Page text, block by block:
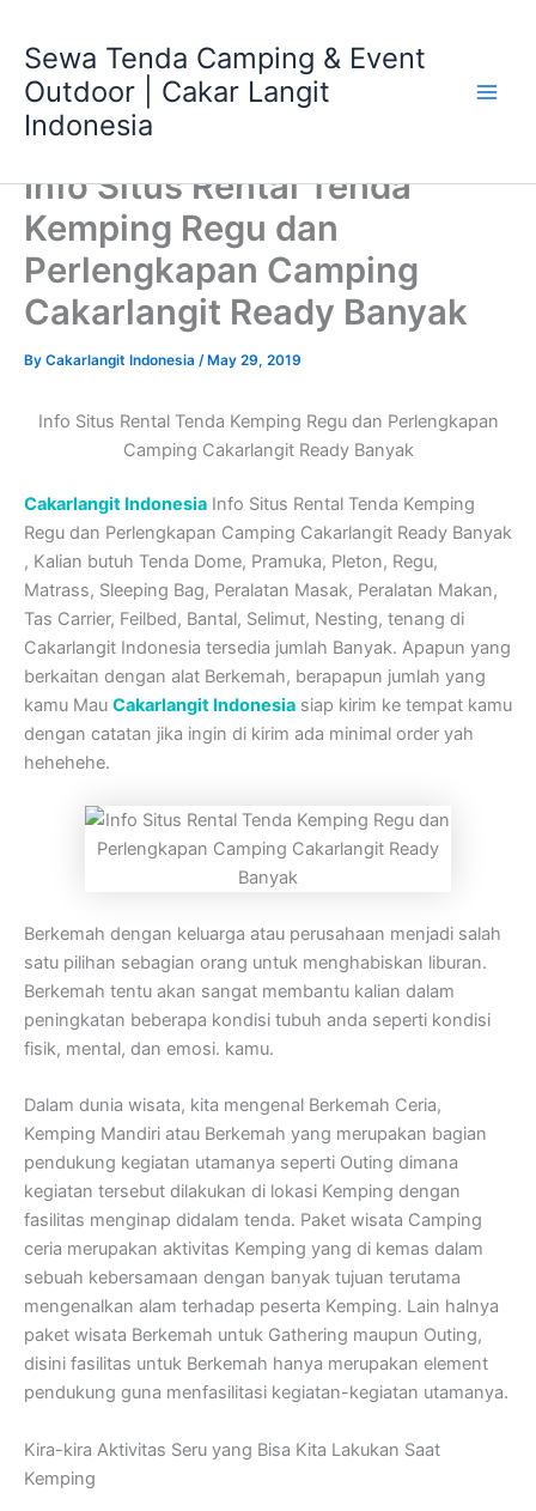
content
Sewa Tenda Camping & Event
Outdoor | Cakar Langit
Indonesia
Info Situs Rental Tenda
Kemping Regu dan
Perlengkapan Camping
Cakarlangit Ready Banyak
By Cakarlangit Indonesia / May 29, 2019
Info Situs Rental Tenda Kemping Regu dan Perlengkapan
Camping Cakarlangit Ready Banyak
Cakarlangit Indonesia Info Situs Rental Tenda Kemping
Regu dan Perlengkapan Camping Cakarlangit Ready Banyak
, Kalian butuh Tenda Dome, Pramuka, Pleton, Regu,
Matrass, Sleeping Bag, Peralatan Masak, Peralatan Makan,
Tas Carrier, Feilbed, Bantal, Selimut, Nesting, tenang di
Cakarlangit Indonesia tersedia jumlah Banyak. Apapun yang
berkaitan dengan alat Berkemah, berapapun jumlah yang
kamu Mau Cakarlangit Indonesia siap kirim ke tempat kamu
dengan catatan jika ingin di kirim ada minimal order yah
hehehehe.
Berkemah dengan keluarga atau perusahaan menjadi salah
satu pilihan sebagian orang untuk menghabiskan liburan.
Berkemah tentu akan sangat membantu kalian dalam
peningkatan beberapa kondisi tubuh anda seperti kondisi
fisik, mental, dan emosi. kamu.
Dalam dunia wisata, kita mengenal Berkemah Ceria,
Kemping Mandiri atau Berkemah yang merupakan bagian
pendukung kegiatan utamanya seperti Outing dimana
kegiatan tersebut dilakukan di lokasi Kemping dengan
fasilitas menginap didalam tenda. Paket wisata Camping
ceria merupakan aktivitas Kemping yang di kemas dalam
sebuah kebersamaan dengan banyak tujuan terutama
mengenalkan alam terhadap peserta Kemping. Lain halnya
paket wisata Berkemah untuk Gathering maupun Outing,
disini fasilitas untuk Berkemah hanya merupakan element
pendukung guna menfasilitasi kegiatan-kegiatan utamanya.
Kira-kira Aktivitas Seru yang Bisa Kita Lakukan Saat
Kemping